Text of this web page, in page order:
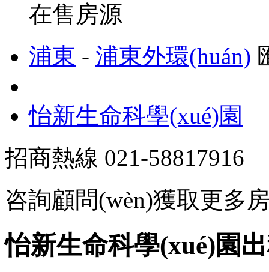
在售房源
浦東 - 浦東外環(huán)
怡新生命科學(xué)園
招商熱線 021-58817916
咨詢顧問(wèn)獲取更多
怡新生命科學(xué)園